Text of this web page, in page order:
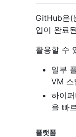
GitHub은(
업이 완료
활용할 수
일부
VM 스
하이
을 빠
플랫폼